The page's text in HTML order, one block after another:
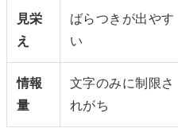
見栄
え
ばらつきが出やす
い
情報
量
文字のみに制限さ
れがち